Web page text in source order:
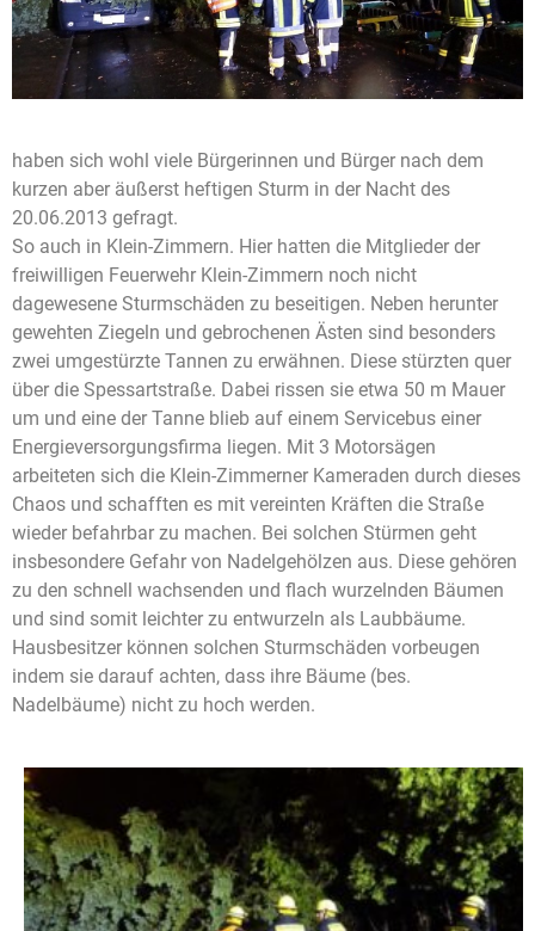
haben sich wohl viele Bürgerinnen und Bürger nach dem
kurzen aber äußerst heftigen Sturm in der Nacht des
20.06.2013 gefragt.
So auch in Klein-Zimmern. Hier hatten die Mitglieder der
freiwilligen Feuerwehr Klein-Zimmern noch nicht
dagewesene Sturmschäden zu beseitigen. Neben herunter
gewehten Ziegeln und gebrochenen Ästen sind besonders
zwei umgestürzte Tannen zu erwähnen. Diese stürzten quer
über die Spessartstraße. Dabei rissen sie etwa 50 m Mauer
um und eine der Tanne blieb auf einem Servicebus einer
Energieversorgungsfirma liegen. Mit 3 Motorsägen
arbeiteten sich die Klein-Zimmerner Kameraden durch dieses
Chaos und schafften es mit vereinten Kräften die Straße
wieder befahrbar zu machen. Bei solchen Stürmen geht
insbesondere Gefahr von Nadelgehölzen aus. Diese gehören
zu den schnell wachsenden und flach wurzelnden Bäumen
und sind somit leichter zu entwurzeln als Laubbäume.
Hausbesitzer können solchen Sturmschäden vorbeugen
indem sie darauf achten, dass ihre Bäume (bes.
Nadelbäume) nicht zu hoch werden.